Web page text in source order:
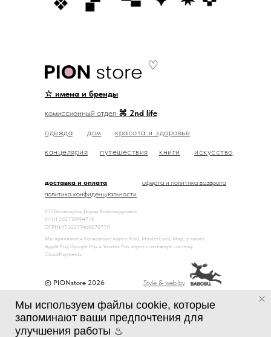
Мы используем файлы cookie, которые
запоминают ваши предпочтения для
улучшения работы ♨
♡
© PIONstore 2026
комиссионный отдел ⌘ 2nd life
доставка и оплата оферта и политика возврата
Style & web by
ИП Великодная Дарья Александровна
ИНН 502718994719
ОГРНИП 322774600707111
Мы принимаем банковские карты Visa, MasterCard, Мир, а также
Apple Pay, Google Pay и Yandex Pay через платёжную систему
CloudPayments.
политика конфиденциальности
☆ имена и бренды
одежда
красота и здоровье
канцелярия
дом
искусство
книги
путешествия